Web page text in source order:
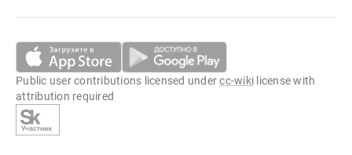
Public user contributions licensed undercc-wiki license with
attribution required